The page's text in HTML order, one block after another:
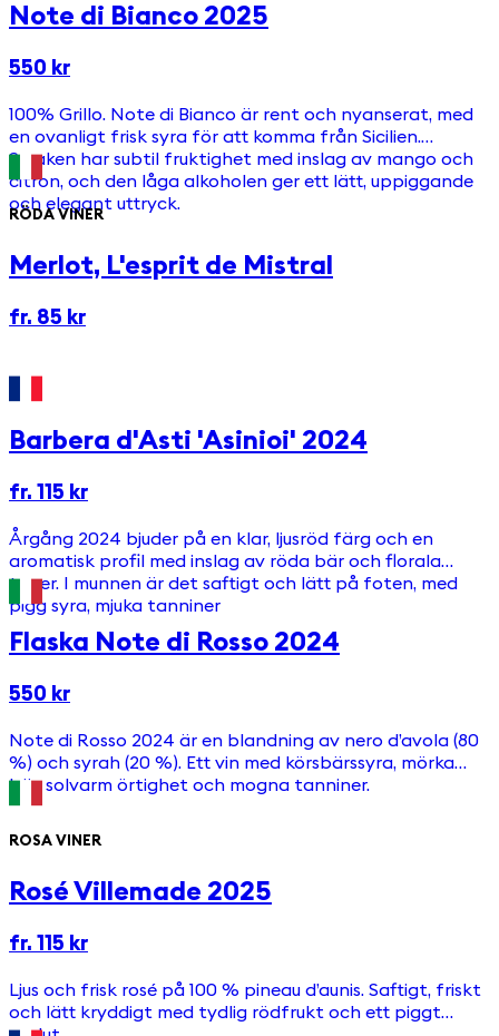
Note di Bianco 2025
550 kr
100% Grillo. Note di Bianco är rent och nyanserat, med
en ovanligt frisk syra för att komma från Sicilien.
Smaken har subtil fruktighet med inslag av mango och
citron, och den låga alkoholen ger ett lätt, uppiggande
och elegant uttryck.
RÖDA VINER
Merlot, L'esprit de Mistral
fr. 85 kr
Barbera d'Asti 'Asinioi' 2024
fr. 115 kr
Årgång 2024 bjuder på en klar, ljusröd färg och en
aromatisk profil med inslag av röda bär och florala
toner. I munnen är det saftigt och lätt på foten, med
pigg syra, mjuka tanniner
Flaska Note di Rosso 2024
550 kr
Note di Rosso 2024 är en blandning av nero d’avola (80
%) och syrah (20 %). Ett vin med körsbärssyra, mörka
bär, solvarm örtighet och mogna tanniner.
ROSA VINER
Rosé Villemade 2025
fr. 115 kr
Ljus och frisk rosé på 100 % pineau d’aunis. Saftigt, friskt
och lätt kryddigt med tydlig rödfrukt och ett piggt